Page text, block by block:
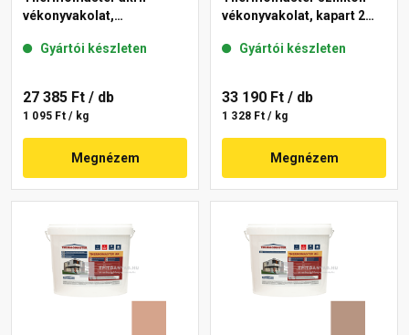
vékonyvakolat,
18-E 25 kg
Gyártói készleten
27 385 Ft / db
1 095 Ft / kg
Megnézem
vékonyvakolat, kapart 2
Gyártói készleten
33 190 Ft / db
1 328 Ft / kg
Megnézem